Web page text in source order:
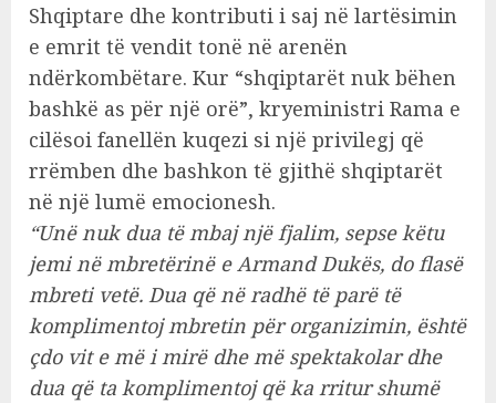
Shqiptare dhe kontributi i saj në lartësimin
e emrit të vendit tonë në arenën
ndërkombëtare. Kur “shqiptarët nuk bëhen
bashkë as për një orë”, kryeministri Rama e
cilësoi fanellën kuqezi si një privilegj që
rrëmben dhe bashkon të gjithë shqiptarët
në një lumë emocionesh.
“Unë nuk dua të mbaj një fjalim, sepse këtu
jemi në mbretërinë e Armand Dukës, do flasë
mbreti vetë. Dua që në radhë të parë të
komplimentoj mbretin për organizimin, është
çdo vit e më i mirë dhe më spektakolar dhe
dua që ta komplimentoj që ka rritur shumë